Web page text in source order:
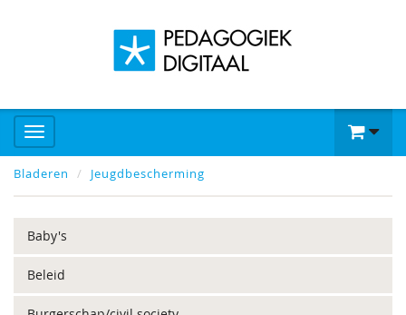
Bladeren Jeugdbescherming
Baby's
Beleid